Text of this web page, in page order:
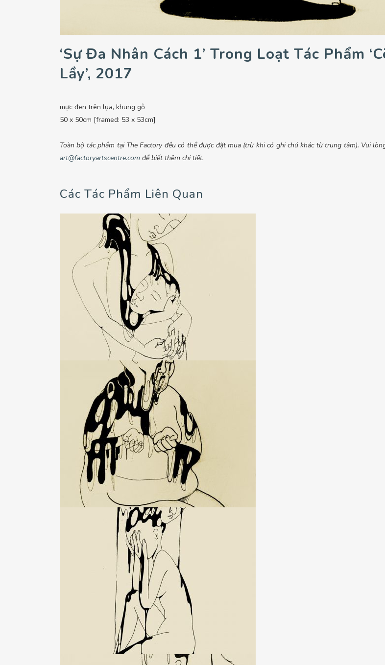
‘Sự Đa Nhân Cách 1’ Trong Loạt Tác Phẩm
Lầy’, 2017
mực đen trên lụa, khung gỗ
50 x 50cm [framed: 53 x 53cm]
Toàn bộ tác phẩm tại The Factory đều có thể được đặt mua (trừ khi có ghi chú khác từ trung tâm). Vui
art@factoryartscentre.com để biết thêm chi tiết.
Các Tác Phẩm Liên Quan